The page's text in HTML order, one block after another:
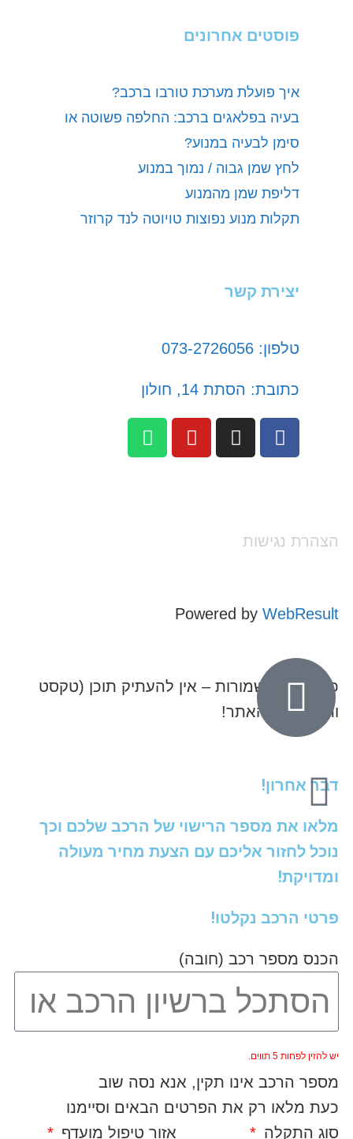
פוסטים אחרונים
איך פועלת מערכת טורבו ברכב?
בעיה בפלאגים ברכב: החלפה פשוטה או
סימן לבעיה במנוע?
לחץ שמן גבוה / נמוך במנוע
דליפת שמן מהמנוע
תקלות מנוע נפוצות טויוטה לנד קרוזר
יצירת קשר
טלפון: 073-2726056
כתובת: הסתת 14, חולון
הצהרת נגישות
Powered byWebResult
כל הזכויות שמורות – אין להעתיק תוכן (טקסט
ותמונות) מהאתר!
דבר אחרון!
מלאו את מספר הרישוי של הרכב שלכם וכך
נוכל לחזור אליכם עם הצעת מחיר מעולה
ומדויקת!
פרטי הרכב נקלטו!
הכנס מספר רכב (חובה)
יש להזין לפחות 5 תווים.
מספר הרכב אינו תקין, אנא נסה שוב
כעת מלאו רק את הפרטים הבאים וסיימנו
סוג התקלה
אזור טיפול מועדף